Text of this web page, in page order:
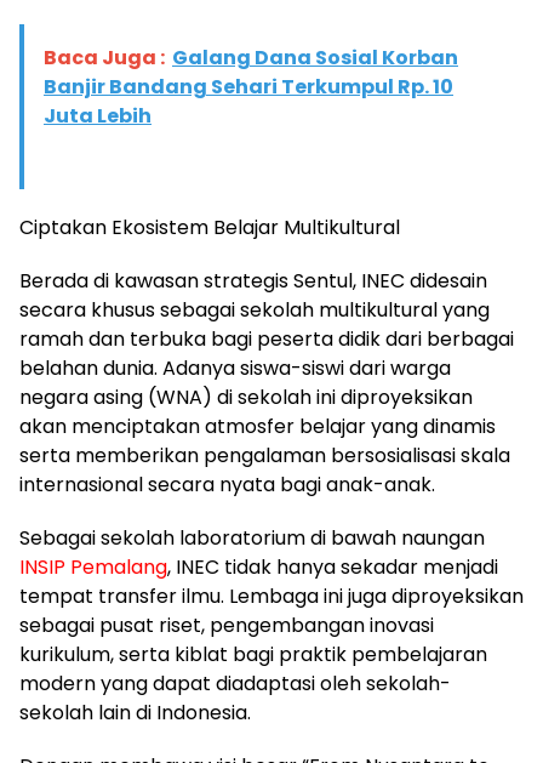
Baca Juga : Galang Dana Sosial Korban
Banjir Bandang Sehari Terkumpul Rp. 10
Juta Lebih
​Ciptakan Ekosistem Belajar Multikultural
​Berada di kawasan strategis Sentul, INEC didesain
secara khusus sebagai sekolah multikultural yang
ramah dan terbuka bagi peserta didik dari berbagai
belahan dunia. Adanya siswa-siswi dari warga
negara asing (WNA) di sekolah ini diproyeksikan
akan menciptakan atmosfer belajar yang dinamis
serta memberikan pengalaman bersosialisasi skala
internasional secara nyata bagi anak-anak.
​Sebagai sekolah laboratorium di bawah naungan
INSIP Pemalang, INEC tidak hanya sekadar menjadi
tempat transfer ilmu. Lembaga ini juga diproyeksikan
sebagai pusat riset, pengembangan inovasi
kurikulum, serta kiblat bagi praktik pembelajaran
modern yang dapat diadaptasi oleh sekolah-
sekolah lain di Indonesia.